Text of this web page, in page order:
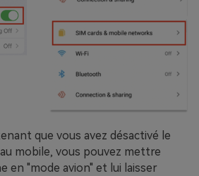
que vous avez désactivé le
mobile, vous pouvez mettre
en "mode avion" et lui laisser